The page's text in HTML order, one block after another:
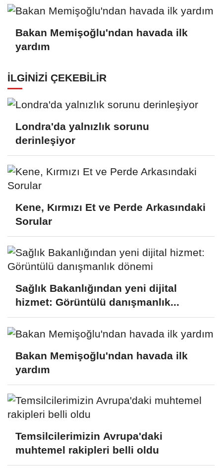
Bakan Memişoğlu'ndan havada ilk
yardım
İLGINIZI ÇEKEBILIR
Londra'da yalnızlık sorunu
derinleşiyor
Kene, Kırmızı Et ve Perde Arkasındaki
Sorular
Sağlık Bakanlığından yeni dijital
hizmet: Görüntülü danışmanlık...
Bakan Memişoğlu'ndan havada ilk
yardım
Temsilcilerimizin Avrupa'daki
muhtemel rakipleri belli oldu